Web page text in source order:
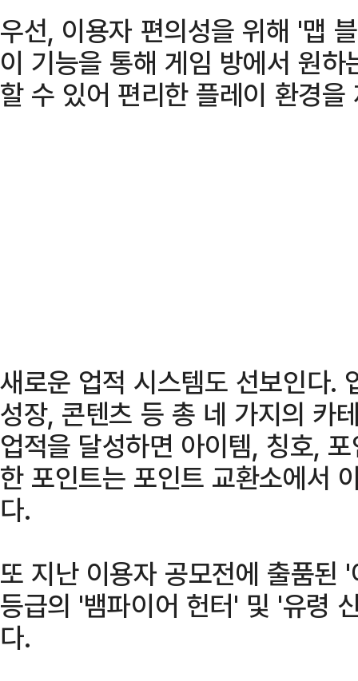
우선, 이용자 편의성을 위해 '맵
이 기능을 통해 게임 방에서 원
할 수 있어 편리한 플레이 환경을
새로운 업적 시스템도 선보인다.
성장, 콘텐츠 등 총 네 가지의 카
업적을 달성하면 아이템, 칭호,
한 포인트는 포인트 교환소에서
다.
또 지난 이용자 공모전에 출품된
등급의 '뱀파이어 헌터' 및 '유령
다.